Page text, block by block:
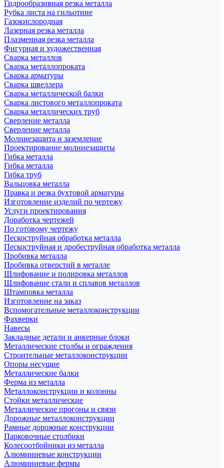
Гидрообразивная резка металла
Рубка листа на гильотине
Газокислородная
Лазерная резка металла
Плазменная резка металла
Фигурная и художественная
Сварка металлов
Сварка металлопроката
Сварка арматуры
Сварка швеллера
Сварка металлической балки
Сварка листового металлопроката
Сварка металлических труб
Сверление металла
Сверление металла
Молниезащита и заземление
Проектирование молниезащиты
Гибка металла
Гибка металла
Гибка труб
Вальцовка металла
Правка и резка бухтовой арматуры
Изготовление изделий по чертежу
Услуги проектирования
Доработка чертежей
По готовому чертежу
Пескоструйная обработка металла
Пескоструйная и дробеструйная обработка металла
Пробивка металла
Пробивка отверстий в металле
Шлифование и полировка металлов
Шлифование стали и сплавов металлов
Штамповка металла
Изготовление на заказ
Вспомогательные металлоконструкции
Фахверки
Навесы
Закладные детали и анкерные блоки
Металлические столбы и ограждения
Строительные металлоконструкции
Опоры несущие
Металлические балки
Ферма из металла
Металлоконструкции и колонны
Стойки металлические
Металлические прогоны и связи
Дорожные металлоконструкции
Рамные дорожные конструкции
Парковочные столбики
Колесоотбойники из металла
Алюминиевые конструкции
Алюминиевые фермы